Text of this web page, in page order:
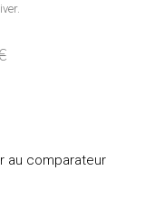
au comparateur